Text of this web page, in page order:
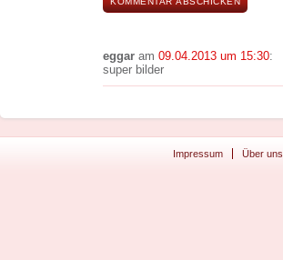
eggar am 09.04.2013 um 15:30:
super bilder
Impressum Über uns